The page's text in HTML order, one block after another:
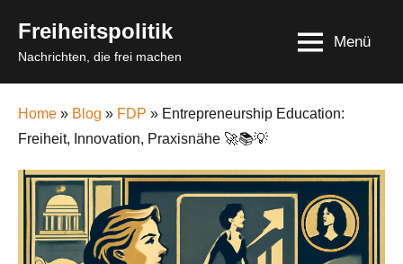
content
Freiheitspolitik
Nachrichten, die frei machen
Menü
Home » Blog » FDP » Entrepreneurship Education:
Freiheit, Innovation, Praxisnähe 🚀📚💡